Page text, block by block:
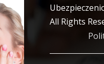
All Rights